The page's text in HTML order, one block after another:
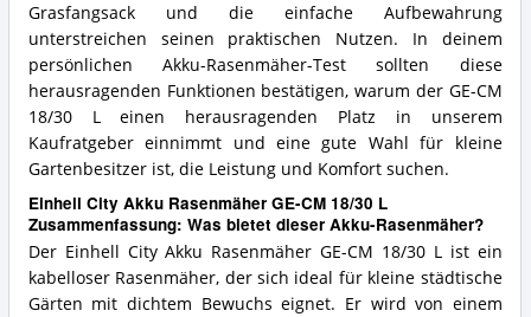
Grasfangsack und die einfache Aufbewahrung
unterstreichen seinen praktischen Nutzen. In deinem
persönlichen Akku-Rasenmäher-Test sollten diese
herausragenden Funktionen bestätigen, warum der GE-CM
18/30 L einen herausragenden Platz in unserem
Kaufratgeber einnimmt und eine gute Wahl für kleine
Gartenbesitzer ist, die Leistung und Komfort suchen.
Einhell City Akku Rasenmäher GE-CM 18/30 L
Zusammenfassung: Was bietet dieser Akku-Rasenmäher?
Der Einhell City Akku Rasenmäher GE-CM 18/30 L ist ein
kabelloser Rasenmäher, der sich ideal für kleine städtische
Gärten mit dichtem Bewuchs eignet. Er wird von einem